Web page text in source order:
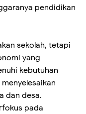
pendidikan
sekolah, tetapi
yang
kebutuhan
dan desa.
pada